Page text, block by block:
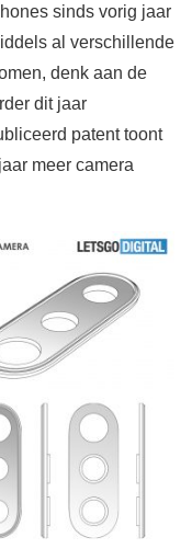
sinds vorig jaar
al verschillende
denk aan de
dit jaar
patent toont
meer camera